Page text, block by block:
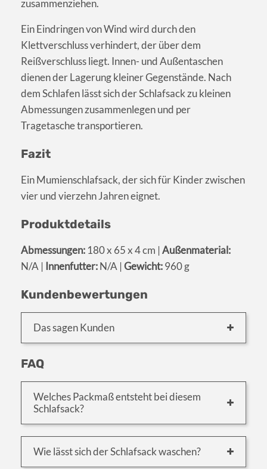
zusammenziehen.
Ein Eindringen von Wind wird durch den
Klettverschluss verhindert, der über dem
Reißverschluss liegt. Innen- und Außentaschen
dienen der Lagerung kleiner Gegenstände. Nach
dem Schlafen lässt sich der Schlafsack zu kleinen
Abmessungen zusammenlegen und per
Tragetasche transportieren.
Fazit
Ein Mumienschlafsack, der sich für Kinder zwischen
vier und vierzehn Jahren eignet.
Produktdetails
Abmessungen: 180 x 65 x 4 cm | Außenmaterial:
N/A | Innenfutter:N/A | Gewicht:960 g
Kundenbewertungen
Das sagen Kunden
FAQ
Welches Packmaß entsteht bei diesem
Schlafsack?
Wie lässt sich der Schlafsack waschen?